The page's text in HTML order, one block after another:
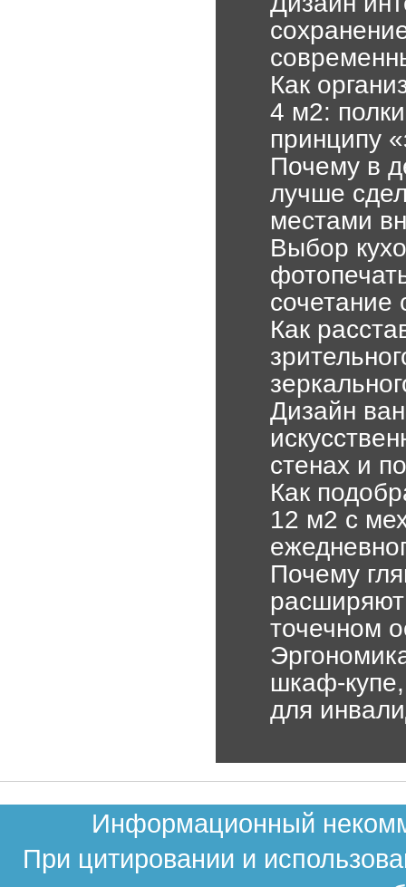
Как
4 м2:
принципу
Почему в
лучше
местами
Выбор
Как
Дизайн
стенах и
Как
12 м2 с
Почему
расширяют
точечном
шкаф-
для
Информационный
При цитировании и